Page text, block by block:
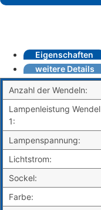
Eigenschaften
weitere Details
Anzahl der Wendeln:
Lampenleistung Wendel
1:
Lampenspannung:
Lichtstrom:
Sockel:
Farbe: